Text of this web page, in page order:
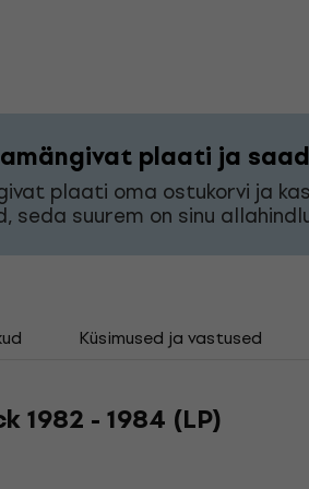
plaati ja
plaati oma ostukorvi ja
suurem on sinu
Küsimused ja vastused
1982 - 1984 (LP)